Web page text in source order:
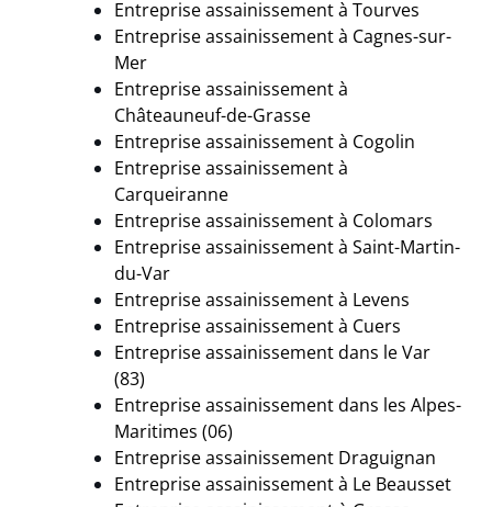
Entreprise assainissement à Tourves
Entreprise assainissement à Cagnes-sur-
Mer
Entreprise assainissement à
Châteauneuf-de-Grasse
Entreprise assainissement à Cogolin
Entreprise assainissement à
Carqueiranne
Entreprise assainissement à Colomars
Entreprise assainissement à Saint-Martin-
du-Var
Entreprise assainissement à Levens
Entreprise assainissement à Cuers
Entreprise assainissement dans le Var
(83)
Entreprise assainissement dans les Alpes-
Maritimes (06)
Entreprise assainissement Draguignan
Entreprise assainissement à Le Beausset